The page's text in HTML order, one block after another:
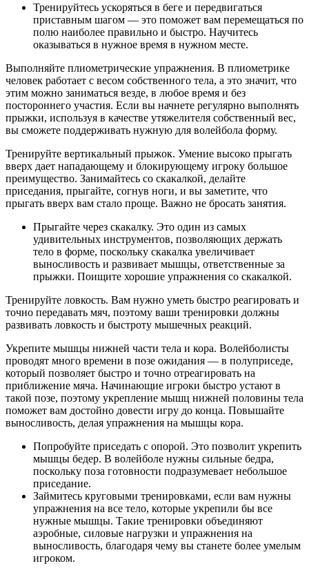
Тренируйтесь ускоряться в беге и передвигаться
приставным шагом — это поможет вам перемещаться по
полю наиболее правильно и быстро. Научитесь
оказываться в нужное время в нужном месте.
Выполняйте плиометрические упражнения. В плиометрике
человек работает с весом собственного тела, а это значит, что
этим можно заниматься везде, в любое время и без
постороннего участия. Если вы начнете регулярно выполнять
прыжки, используя в качестве утяжелителя собственный вес,
вы сможете поддерживать нужную для волейбола форму.
Тренируйте вертикальный прыжок. Умение высоко прыгать
вверх дает нападающему и блокирующему игроку большое
преимущество. Занимайтесь со скакалкой, делайте
приседания, прыгайте, согнув ноги, и вы заметите, что
прыгать вверх вам стало проще. Важно не бросать занятия.
Прыгайте через скакалку. Это один из самых
удивительных инструментов, позволяющих держать
тело в форме, поскольку скакалка увеличивает
выносливость и развивает мышцы, ответственные за
прыжки. Поищите хорошие упражнения со скакалкой.
Тренируйте ловкость. Вам нужно уметь быстро реагировать и
точно передавать мяч, поэтому ваши тренировки должны
развивать ловкость и быстроту мышечных реакций.
Укрепите мышцы нижней части тела и кора. Волейболисты
проводят много времени в позе ожидания — в полуприседе,
который позволяет быстро и точно отреагировать на
приближение мяча. Начинающие игроки быстро устают в
такой позе, поэтому укрепление мышц нижней половины тела
поможет вам достойно довести игру до конца. Повышайте
выносливость, делая упражнения на мышцы кора.
Попробуйте приседать с опорой. Это позволит укрепить
мышцы бедер. В волейболе нужны сильные бедра,
поскольку поза готовности подразумевает небольшое
приседание.
Займитесь круговыми тренировками, если вам нужны
упражнения на все тело, которые укрепили бы все
нужные мышцы. Такие тренировки объединяют
аэробные, силовые нагрузки и упражнения на
выносливость, благодаря чему вы станете более умелым
игроком.